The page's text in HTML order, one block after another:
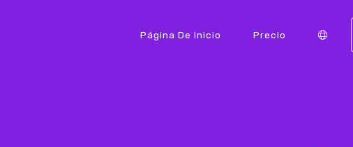
Página De Inicio Precio